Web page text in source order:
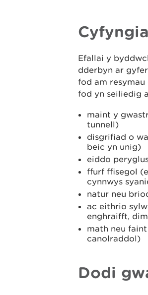
Efallai y
dderbyn ar
fod am
fod yn seiliedig
maint y
tunnell)
disgrifiad o
beic yn unig)
eiddo
ffurf ffisegol
cynnwys
natur neu
ac eithrio
enghraifft,
math neu
canolraddol)
Dodi